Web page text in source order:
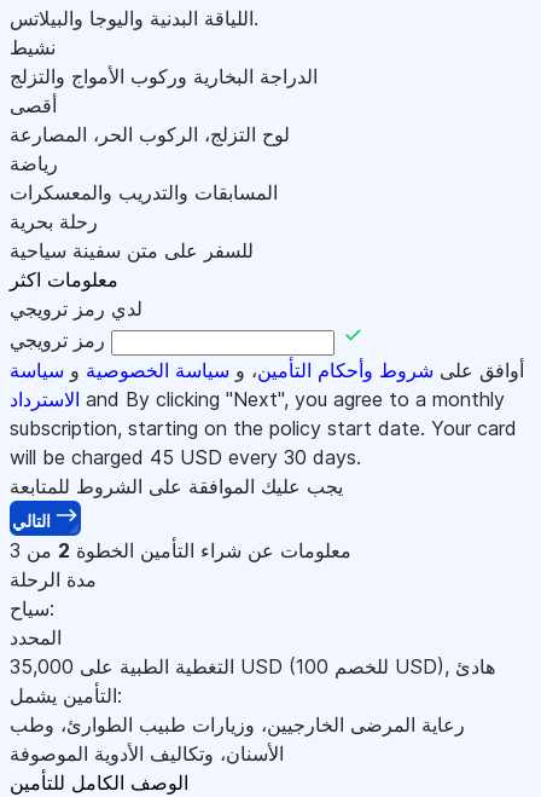
اللياقة البدنية واليوجا والبيلاتس.
نشيط
الدراجة البخارية وركوب الأمواج والتزلج
أقصى
لوح التزلج، الركوب الحر، المصارعة
رياضة
المسابقات والتدريب والمعسكرات
رحلة بحرية
للسفر على متن سفينة سياحية
معلومات اكثر
لدي رمز ترويجي
رمز ترويجي
أوافق على شروط وأحكام التأمين، و سياسة الخصوصية و سياسة
الاسترداد and By clicking "Next", you agree to a monthly
subscription, starting on the policy start date. Your card
will be charged 45 USD every 30 days.
يجب عليك الموافقة على الشروط للمتابعة
التالي
معلومات عن شراء التأمين الخطوة 2 من 3
مدة الرحلة
سياح:
المحدد
التغطية الطبية على 35,000 USD USD), هادئ
التأمين يشمل:
رعاية المرضى الخارجيين، وزيارات طبيب الطوارئ، وطب
الأسنان، وتكاليف الأدوية الموصوفة
الوصف الكامل للتأمين